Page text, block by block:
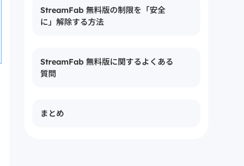
StreamFab 無料版の制限を「安全
に」解除する方法
StreamFab 無料版に関するよくある
質問
まとめ